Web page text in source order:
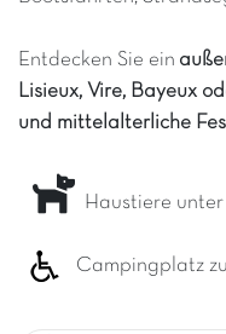
Entdecken Sie ein
Lisieux, Vire, Bayeux
und mittelalterliche
Haustiere
Campingplatz